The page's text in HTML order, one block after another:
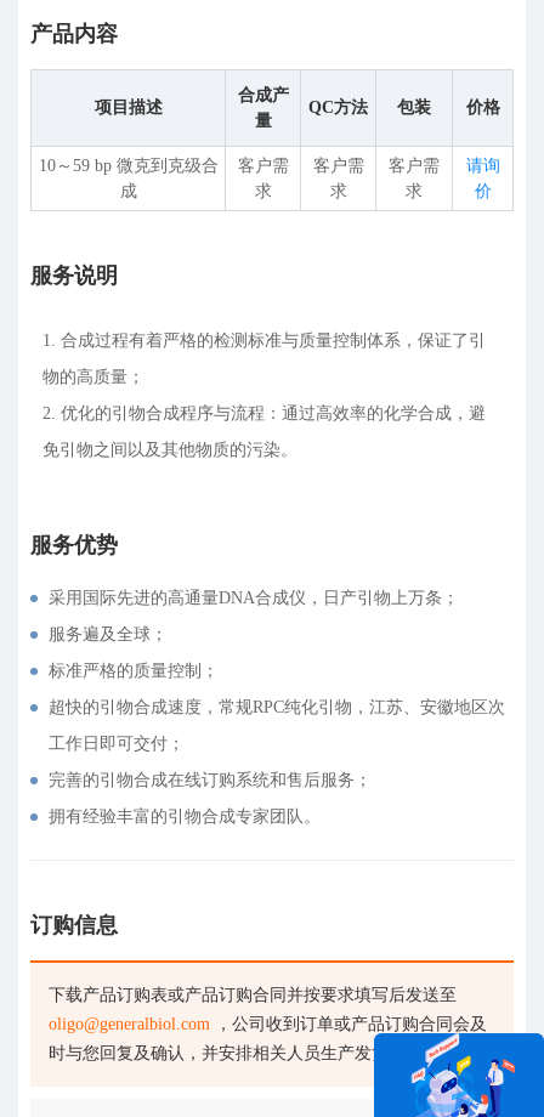
产品内容
项目描述
合成产
量
QC方法 包装 价格
10～59 bp 微克到克级合
成
客户需
求
客户需
求
客户需
求
请询
价
服务说明
1. 合成过程有着严格的检测标准与质量控制体系，保证了引
物的高质量；
2. 优化的引物合成程序与流程：通过高效率的化学合成，避
免引物之间以及其他物质的污染。
服务优势
采用国际先进的高通量DNA合成仪，日产引物上万条；
服务遍及全球；
标准严格的质量控制；
超快的引物合成速度，常规RPC纯化引物，江苏、安徽地区次
工作日即可交付；
完善的引物合成在线订购系统和售后服务；
拥有经验丰富的引物合成专家团队。
订购信息
下载产品订购表或产品订购合同并按要求填写后发送至
oligo@generalbiol.com ，公司收到订单或产品订购合同会及
时与您回复及确认，并安排相关人员生产发货。